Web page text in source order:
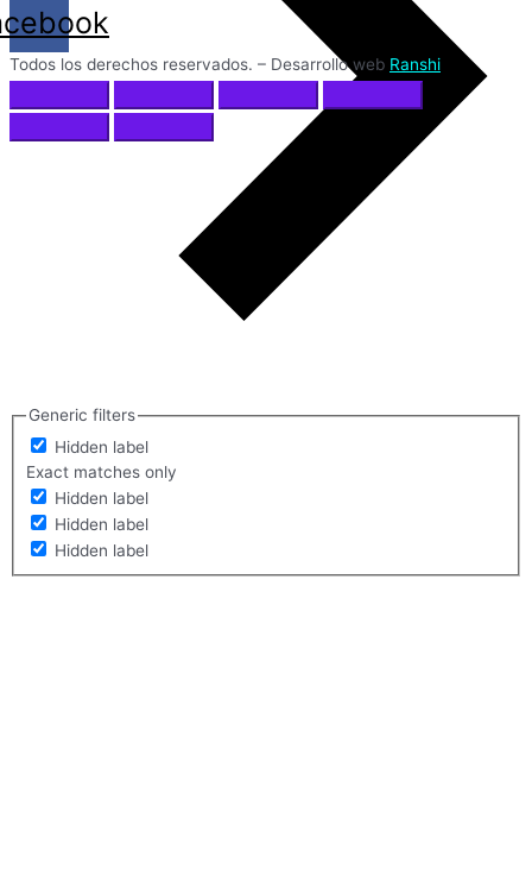
Generic filters
Hidden label
Exact matches only
Hidden label
Hidden label
Hidden label
Todos los derechos reservados. – Desarrollo web Ranshi